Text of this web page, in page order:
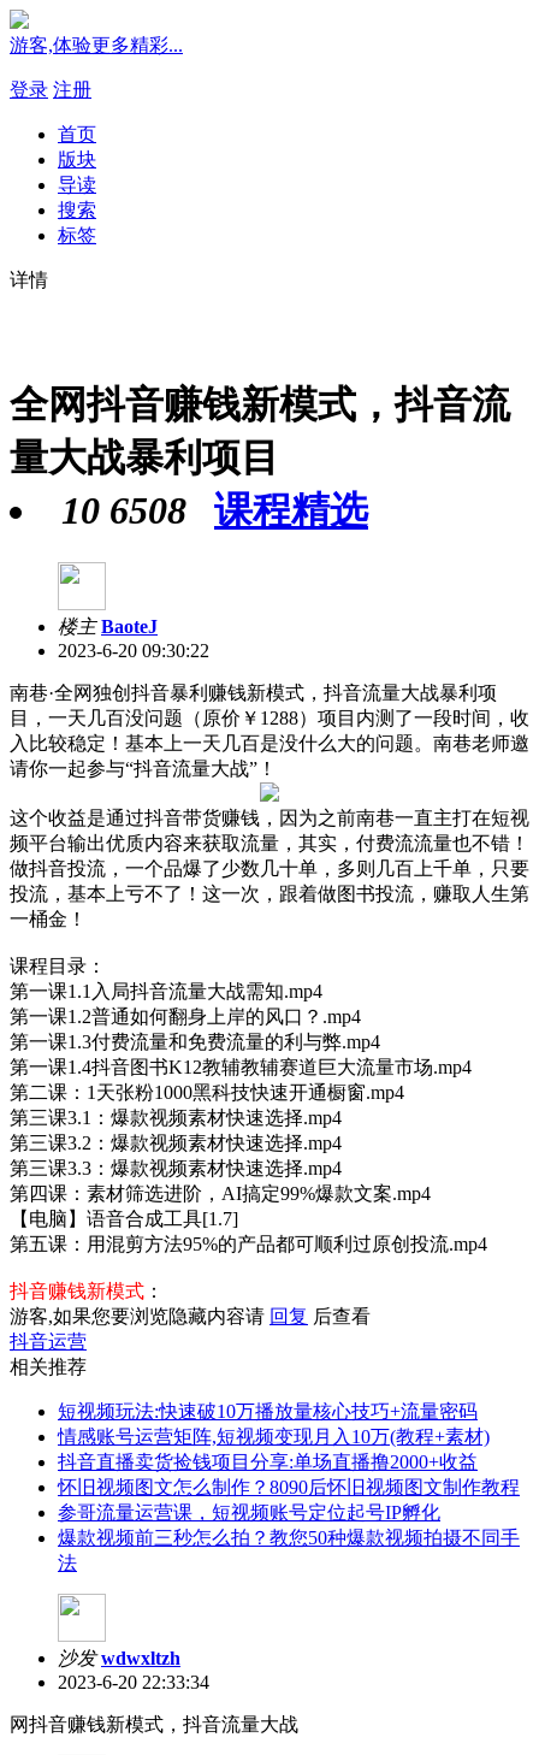
游客,体验更多精彩...
登录 注册
首页
版块
导读
搜索
标签
详情
全网抖音赚钱新模式，抖音流
量大战暴利项目
10 6508 课程精选
楼主 BaoteJ
2023-6-20 09:30:22
南巷·全网独创抖音暴利赚钱新模式，抖音流量大战暴利项
目，一天几百没问题（原价￥1288）项目内测了一段时间，收
入比较稳定！基本上一天几百是没什么大的问题。南巷老师邀
请你一起参与“抖音流量大战”！
这个收益是通过抖音带货赚钱，因为之前南巷一直主打在短视
频平台输出优质内容来获取流量，其实，付费流流量也不错！
做抖音投流，一个品爆了少数几十单，多则几百上千单，只要
投流，基本上亏不了！这一次，跟着做图书投流，赚取人生第
一桶金！
课程目录：
第一课1.1入局抖音流量大战需知.mp4
第一课1.2普通如何翻身上岸的风口？.mp4
第一课1.3付费流量和免费流量的利与弊.mp4
第一课1.4抖音图书K12教辅教辅赛道巨大流量市场.mp4
第二课：1天张粉1000黑科技快速开通橱窗.mp4
第三课3.1：爆款视频素材快速选择.mp4
第三课3.2：爆款视频素材快速选择.mp4
第三课3.3：爆款视频素材快速选择.mp4
第四课：素材筛选进阶，AI搞定99%爆款文案.mp4
【电脑】语音合成工具[1.7]
第五课：用混剪方法95%的产品都可顺利过原创投流.mp4
抖音赚钱新模式 ：
游客,如果您要浏览隐藏内容请 回复 后查看
抖音运营
相关推荐
短视频玩法:快速破10万播放量核心技巧+流量密码
情感账号运营矩阵,短视频变现月入10万(教程+素材)
抖音直播卖货捡钱项目分享:单场直播撸2000+收益
怀旧视频图文怎么制作？8090后怀旧视频图文制作教程
参哥流量运营课，短视频账号定位起号IP孵化
爆款视频前三秒怎么拍？教您50种爆款视频拍摄不同手
法
沙发 wdwxltzh
2023-6-20 22:33:34
网抖音赚钱新模式，抖音流量大战